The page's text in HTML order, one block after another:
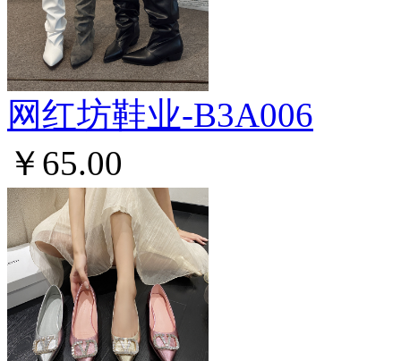
网红坊鞋业-B3A006
￥65.00